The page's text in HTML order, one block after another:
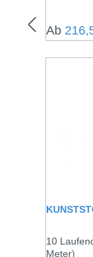
Ab
10
Meter)